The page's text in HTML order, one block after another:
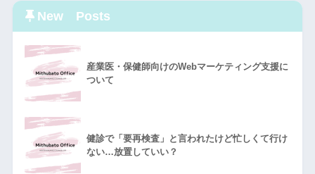
New Posts
産業医・保健師向けのWebマーケティング支援に
ついて
健診で「要再検査」と言われたけど忙しくて行け
ない…放置していい？